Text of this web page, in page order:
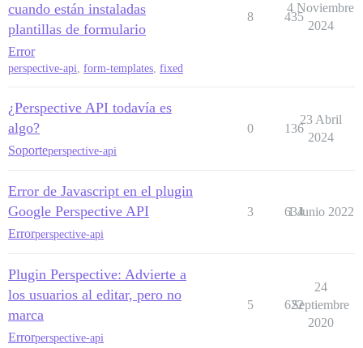
cuando están instaladas
plantillas de formulario
Error
perspective-api, form-templates, fixed
8 435
4 Noviembre
2024
¿Perspective API todavía es
algo?
Soporteperspective-api
0 136
23 Abril
2024
Error de Javascript en el plugin
Google Perspective API
Errorperspective-api
3 634
1 Junio 2022
Plugin Perspective: Advierte a
los usuarios al editar, pero no
marca
Errorperspective-api
5 622
24
Septiembre
2020